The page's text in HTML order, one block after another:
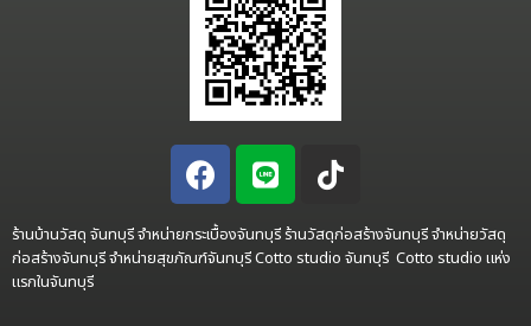
ร้านบ้านวัสดุ จันทบุรี จำหน่ายกระเบื้องจันทบุรี ร้านวัสดุก่อสร้างจันทบุรี จำหน่ายวัสดุ
ก่อสร้างจันทบุรี จำหน่ายสุขภัณฑ์จันทบุรี Cotto studio จันทบุรี Cotto studio แห่ง
แรกในจันทบุรี